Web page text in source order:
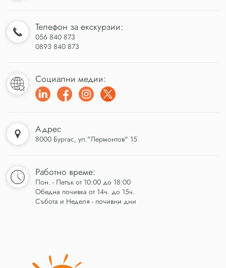
Телефон за екскурзии:
056 840 873
0893 840 873
Социални медии:
Адрес
8000 Бургас, ул."Лермонтов" 15
Работно време:
Пон. - Петък от 10:00 до 18:00
Обедна почивка от 14ч. до 15ч.
Събота и Неделя - почивни дни